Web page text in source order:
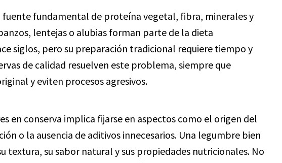
fuente fundamental de proteína vegetal, fibra, minerales y
lentejas o alubias forman parte de la dieta
siglos, pero su preparación tradicional requiere tiempo y
de calidad resuelven este problema, siempre que
y eviten procesos agresivos.
en conserva implica fijarse en aspectos como el origen del
o la ausencia de aditivos innecesarios. Una legumbre bien
textura, su sabor natural y sus propiedades nutricionales. No